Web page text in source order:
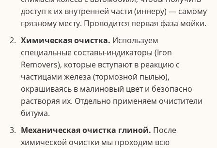
доступ к их внутренней части (иннеру) — самому
грязному месту. Проводится первая фаза мойки.
Химическая очистка. Используем
специальные составы-индикаторы (Iron
Removers), которые вступают в реакцию с
частицами железа (тормозной пылью),
окрашиваясь в малиновый цвет и безопасно
растворяя их. Отдельно применяем очистители
битума.
Механическая очистка глиной. После
химической очистки мы проходим всю